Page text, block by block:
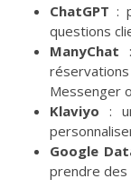
ChatGPT :
questions
ManyChat
Messenger
Klaviyo :
Google
prendre des